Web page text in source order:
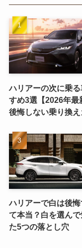
ハリアーの次に乗
すめ3選【2026年最
後悔しない乗り換
ハリアーで白は後
て本当？白を選ん
た5つの落とし穴